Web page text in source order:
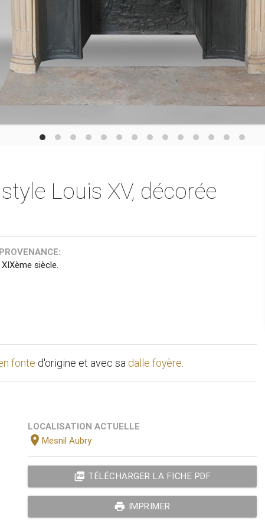
Louis XV, décorée
siècle.
fonte d'origine et avec sa dalle foyère.
LOCALISATION ACTUELLE
location_on Mesnil Aubry
picture_as_pdf TÉLÉCHARGER LA FICHE PDF
print IMPRIMER